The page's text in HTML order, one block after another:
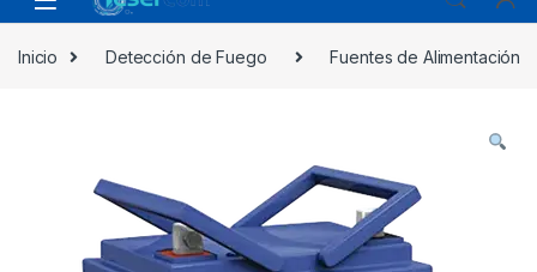
Inicio Detección de Fuego Fuentes de Alimentación